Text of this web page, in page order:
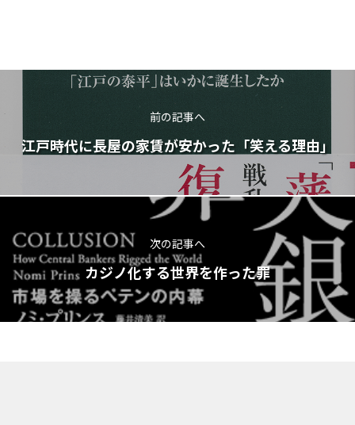
前の記事へ
江戸時代に長屋の家賃が安かった「笑える理由」
次の記事へ
カジノ化する世界を作った罪